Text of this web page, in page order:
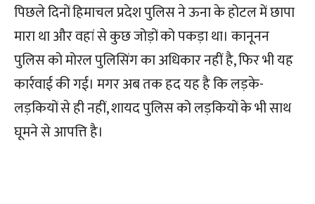
पिछले दिनों हिमाचल प्रदेश पुलिस ने ऊना के होटल में छापा
मारा था और वहां से कुछ जोड़ों को पकड़ा था। कानूनन
पुलिस को मोरल पुलिसिंग का अधिकार नहीं है, फिर भी यह
कार्रवाई की गई। मगर अब तक हद यह है कि लड़के-
लड़कियों से ही नहीं, शायद पुलिस को लड़कियों के भी साथ
घूमने से आपत्ति है।